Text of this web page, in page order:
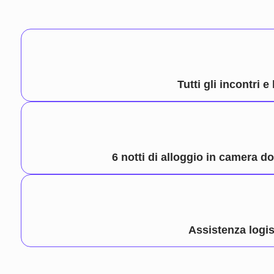
Tutti gli incontri e
6 notti di alloggio in camera
Assistenza